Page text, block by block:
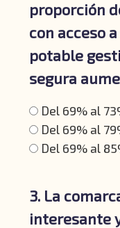
proporción
con acceso
potable
segura
Del 69% al
Del 69% al
Del 69% al
3. La
interesante